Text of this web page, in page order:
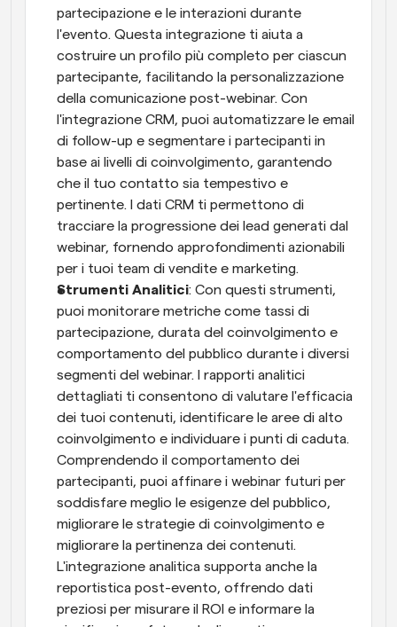
partecipazione e le interazioni durante
l'evento. Questa integrazione ti aiuta a
costruire un profilo più completo per ciascun
partecipante, facilitando la personalizzazione
della comunicazione post-webinar. Con
l'integrazione CRM, puoi automatizzare le email
di follow-up e segmentare i partecipanti in
base ai livelli di coinvolgimento, garantendo
che il tuo contatto sia tempestivo e
pertinente. I dati CRM ti permettono di
tracciare la progressione dei lead generati dal
webinar, fornendo approfondimenti azionabili
per i tuoi team di vendite e marketing.
Strumenti Analitici: Con questi strumenti,
puoi monitorare metriche come tassi di
partecipazione, durata del coinvolgimento e
comportamento del pubblico durante i diversi
segmenti del webinar. I rapporti analitici
dettagliati ti consentono di valutare l'efficacia
dei tuoi contenuti, identificare le aree di alto
coinvolgimento e individuare i punti di caduta.
Comprendendo il comportamento dei
partecipanti, puoi affinare i webinar futuri per
soddisfare meglio le esigenze del pubblico,
migliorare le strategie di coinvolgimento e
migliorare la pertinenza dei contenuti.
L'integrazione analitica supporta anche la
reportistica post-evento, offrendo dati
preziosi per misurare il ROI e informare la